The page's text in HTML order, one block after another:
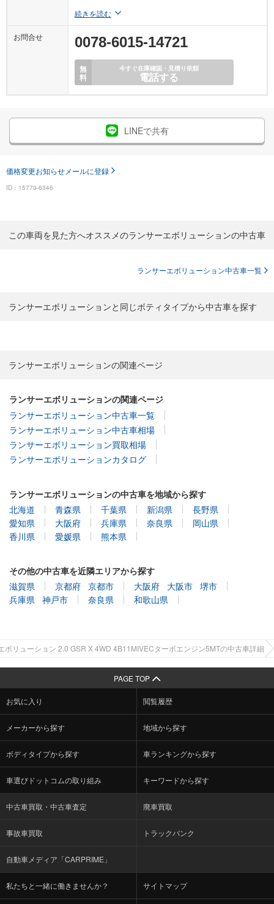
続きを読む
お問合せ 0078-6015-14721
無
料
今すぐ在庫確認・見積り依頼
電話する
LINEで共有
価格変更お知らせメールに登録
ID：15779-6346
この車両を見た方へオススメのランサーエボリューションの中古車
ランサーエボリューション中古車一覧
ランサーエボリューションと同じボティタイプから中古車を探す
ランサーエボリューションの関連ページ
ランサーエボリューションの関連ページ
ランサーエボリューション中古車一覧
ランサーエボリューション中古車相場
ランサーエボリューション買取相場
ランサーエボリューションカタログ
ランサーエボリューションの中古車を地域から探す
北海道
青森県 千葉県 新潟県
長野県
愛知県
大阪府 兵庫県 奈良県
岡山県
香川県
愛媛県 熊本県
その他の中古車を近隣エリアから探す
滋賀県
京都府 京都市 大阪府 大阪市 堺市
兵庫県
神戸市 奈良県 和歌山県
ボリューション 2.0 GSR X 4WD 4B11MIVECターボエンジン5MTの中古車詳細
PAGE TOP
お気に入り 閲覧履歴
メーカーから探す 地域から探す
ボディタイプから探す 車ランキングから探す
車選びドットコムの取り組み キーワードから探す
中古車買取・中古車査定 廃車買取
事故車買取 トラックバンク
自動車メディア「CARPRIME」
私たちと一緒に働きませんか？ サイトマップ